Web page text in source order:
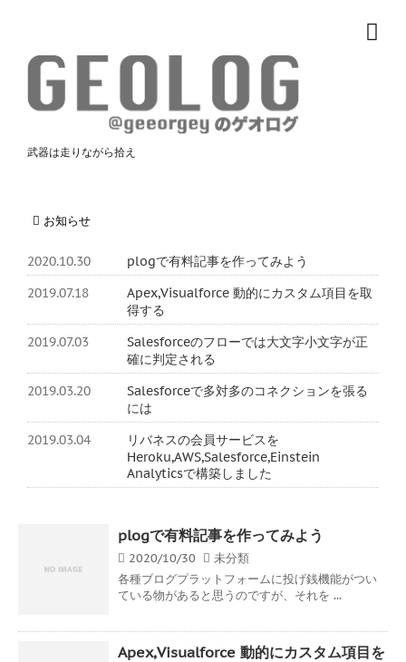
武器は走りながら拾え
お知らせ
2020.10.30
plogで有料記事を作ってみよう
2019.07.18
Apex,Visualforce 動的にカスタム項目を取
得する
2019.07.03
Salesforceのフローでは大文字小文字が正
確に判定される
2019.03.20
Salesforceで多対多のコネクションを張る
には
2019.03.04
リバネスの会員サービスを
Heroku,AWS,Salesforce,Einstein
Analyticsで構築しました
plogで有料記事を作ってみよう
2020/10/30
未分類
各種ブログプラットフォームに投げ銭機能がつい
ている物があると思うのですが、それを ...
Apex,Visualforce 動的にカスタム項目を